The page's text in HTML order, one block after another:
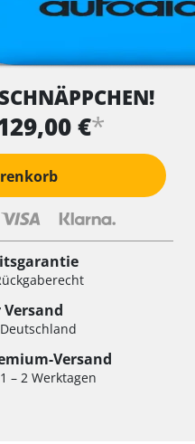
€*
Versand
– 2 Werktagen